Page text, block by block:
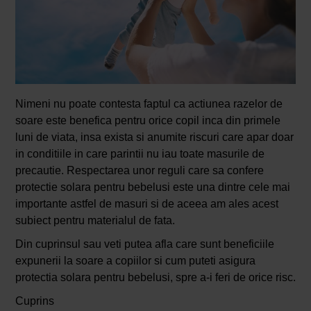
Nimeni nu poate contesta faptul ca actiunea razelor de
soare este benefica pentru orice copil inca din primele
luni de viata, insa exista si anumite riscuri care apar doar
in conditiile in care parintii nu iau toate masurile de
precautie. Respectarea unor reguli care sa confere
protectie solara pentru bebelusi este una dintre cele mai
importante astfel de masuri si de aceea am ales acest
subiect pentru materialul de fata.
Din cuprinsul sau veti putea afla care sunt beneficiile
expunerii la soare a copiilor si cum puteti asigura
protectia solara pentru bebelusi, spre a-i feri de orice risc.
Cuprins